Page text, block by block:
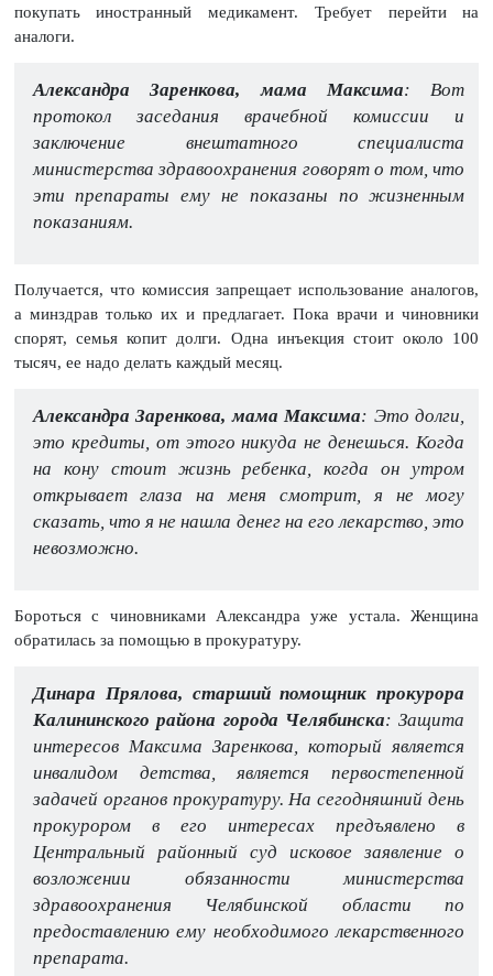
покупать иностранный медикамент. Требует перейти на
аналоги.
Александра Заренкова, мама Максима: Вот
протокол заседания врачебной комиссии и
заключение внештатного специалиста
министерства здравоохранения говорят о том, что
эти препараты ему не показаны по жизненным
показаниям.
Получается, что комиссия запрещает использование аналогов,
а минздрав только их и предлагает. Пока врачи и чиновники
спорят, семья копит долги. Одна инъекция стоит около 100
тысяч, ее надо делать каждый месяц.
Александра Заренкова, мама Максима: Это долги,
это кредиты, от этого никуда не денешься. Когда
на кону стоит жизнь ребенка, когда он утром
открывает глаза на меня смотрит, я не могу
сказать, что я не нашла денег на его лекарство, это
невозможно.
Бороться с чиновниками Александра уже устала. Женщина
обратилась за помощью в прокуратуру.
Динара Прялова, старший помощник прокурора
Калининского района города Челябинска: Защита
интересов Максима Заренкова, который является
инвалидом детства, является первостепенной
задачей органов прокуратуру. На сегодняшний день
прокурором в его интересах предъявлено в
Центральный районный суд исковое заявление о
возложении обязанности министерства
здравоохранения Челябинской области по
предоставлению ему необходимого лекарственного
препарата.